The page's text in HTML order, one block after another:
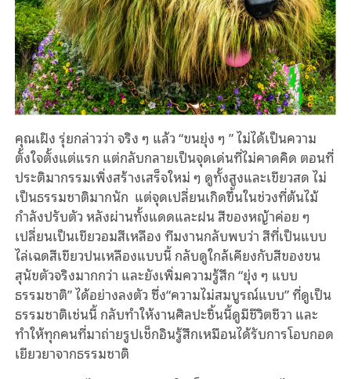
คุณเฝิง รุ่ยกล่าวว่า จริง ๆ แล้ว “ขนยุ่ง ๆ ” ไม่ได้เป็นความ
ตั้งใจตั้งแต่แรก แต่กลับกลายเป็นจุดเด่นที่ไม่คาดคิด ตอนที่
ประติมากรรมเพิ่งสร้างเสร็จใหม่ ๆ ดูทั้งสูงและเขียวสด ไม่
เป็นธรรมชาติมากนัก แต่จุดเปลี่ยนเกิดขึ้นในช่วงที่ต้นไม้
กำลังปรับตัว หลังผ่านทั้งแดดและฝน สีของหญ้าค่อย ๆ
เปลี่ยนเป็นเขียวอมสีเหลือง ทีมงานกลับพบว่า สีที่เป็นแบบ
ไล่เฉดสีเขียวปนเหลืองแบบนี้ กลับดูใกล้เคียงกับสีของขน
สุนัขตัวจริงมากกว่า และยังเพิ่มความรู้สึก“ยุ่ง ๆ แบบ
ธรรมชาติ” ได้อย่างลงตัว ซึ่ง“ความไม่สมบูรณ์แบบ” ที่ดูเป็น
ธรรมชาติเช่นนี้ กลับทำให้งานศิลปะชิ้นนี้ดูมีชีวิตชีวา และ
ทำให้ทุกคนที่มาถ่ายรูปเช็กอินรู้สึกเหมือนได้รับการโอบกอด
เยียวยาจากธรรมชาติ